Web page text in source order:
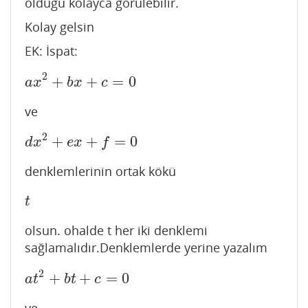
Kolay gelsin
EK: İspat:
ax2 + bx + c = 0
ax2 +bx+c =0
ve
dx2 + ex + f = 0
dx2+e x+f =0
denklemlerinin ortak kökü
t
t
olsun. ohalde t her iki denklemi
sağlamalıdır.Denklemlerde yerine yazalım
at2 + bt + c = 0
at2 +b t+c= 0